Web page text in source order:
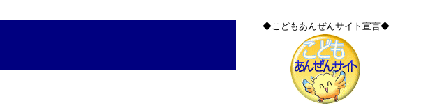
◆こどもあんぜんサイト宣言◆